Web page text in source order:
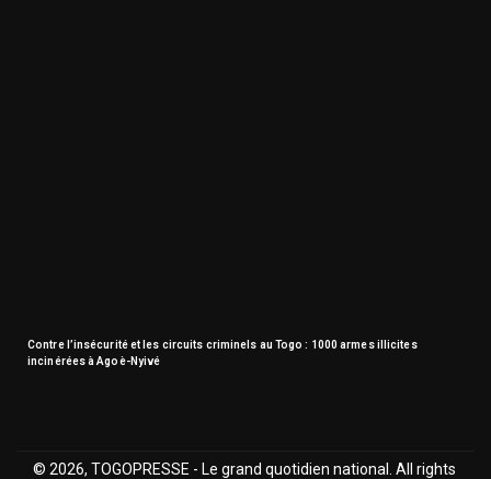
Contre l’insécurité et les circuits criminels au Togo : 1000 armes illicites
incinérées à Agoè-Nyivé
© 2026, TOGOPRESSE - Le grand quotidien national. All rights